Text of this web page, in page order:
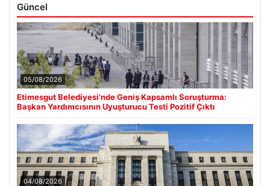
Güncel
05/08/2026
Etimesgut Belediyesi’nde Geniş Kapsamlı Soruşturma:
Başkan Yardımcısının Uyuşturucu Testi Pozitif Çıktı
04/08/2026